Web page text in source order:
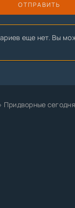
ОТПРАВИТЬ
еще нет. Вы
Придворные сегодня